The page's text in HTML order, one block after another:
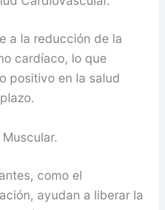
a la reducción de la
cardíaco, lo que
positivo en la salud
como el
ayudan a liberar la